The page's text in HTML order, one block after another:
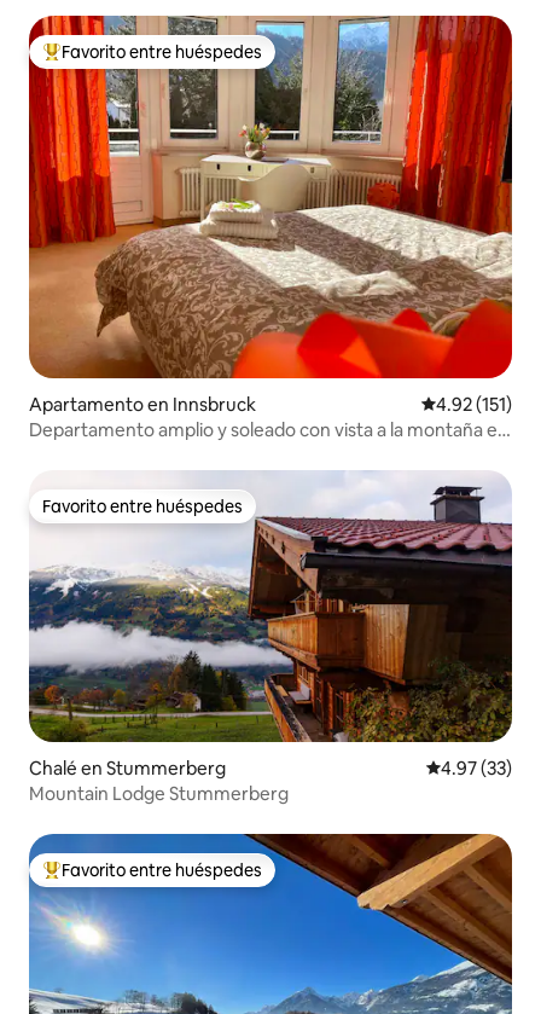
Favorito entre huéspedes preferido
Favorito entre huéspedes
Apartamento en Innsbruck Calificación
4.92 (151)
Departamento amplio y soleado con vista a la montaña en
Favorito entre huéspedes
Favorito entre huéspedes
Chalé en Stummerberg Calificación
4.97 (33)
Mountain Lodge Stummerberg
Favorito entre huéspedes preferido
Favorito entre huéspedes